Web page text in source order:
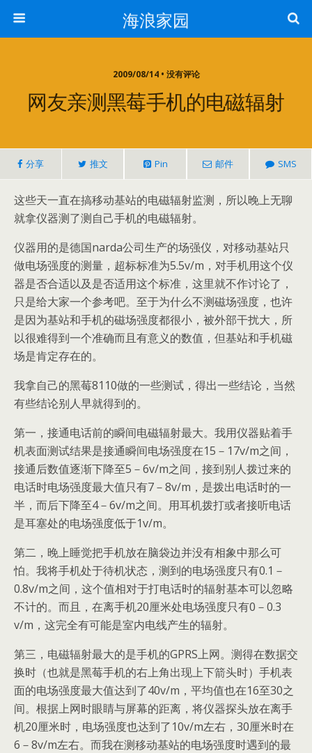
海浪家园
2009/08/14 • 没有评论
网友亲测黑莓手机的电磁辐射
分享 推文 Pin 邮件 SMS
这些天一直在搞移动基站的电磁辐射监测，所以晚上无聊
就拿仪器测了测自己手机的电磁辐射。
仪器用的是德国narda公司生产的场强仪，对移动基站只
做电场强度的测量，超标标准为5.5v/m，对手机用这个仪
器是否合适以及是否适用这个标准，这里就不作讨论了，
只是给大家一个参考吧。至于为什么不测磁场强度，也许
是因为基站和手机的磁场强度都很小，被外部干扰大，所
以很难得到一个准确而且有意义的数值，但基站和手机磁
场是肯定存在的。
我拿自己的黑莓8110做的一些测试，得出一些结论，当然
有些结论别人早就得到的。
第一，接通电话前的瞬间电磁辐射最大。我用仪器贴着手
机表面测试结果是接通瞬间电场强度在15－17v/m之间，
接通后数值逐渐下降至5－6v/m之间，接到别人拨过来的
电话时电场强度最大值只有7－8v/m，是拨出电话时的一
半，而后下降至4－6v/m之间。用耳机拨打或者接听电话
是耳塞处的电场强度低于1v/m。
第二，晚上睡觉把手机放在脑袋边并没有相象中那么可
怕。我将手机处于待机状态，测到的电场强度只有0.1－
0.8v/m之间，这个值相对于打电话时的辐射基本可以忽略
不计的。而且，在离手机20厘米处电场强度只有0－0.3
v/m，这完全有可能是室内电线产生的辐射。
第三，电磁辐射最大的是手机的GPRS上网。测得在数据交
换时（也就是黑莓手机的右上角出现上下箭头时）手机表
面的电场强度最大值达到了40v/m，平均值也在16至30之
间。根据上网时眼睛与屏幕的距离，将仪器探头放在离手
机20厘米时，电场强度也达到了10v/m左右，30厘米时在
6－8v/m左右。而我在测移动基站的电场强度时遇到的最